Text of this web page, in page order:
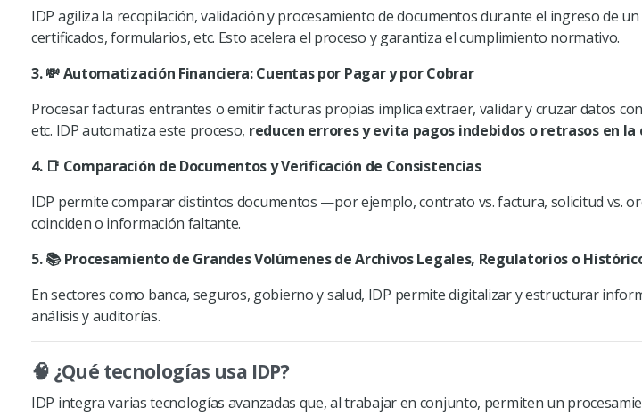
IDP agiliza la recopilación, validación y procesamiento de documentos durante el ingreso de
certificados, formularios, etc. Esto acelera el proceso y garantiza el cumplimiento normativo.
3.💸 Automatización Financiera: Cuentas por Pagar y por Cobrar
Procesar facturas entrantes o emitir facturas propias implica extraer, validar y cruzar datos
etc. IDPautomatiza este proceso, reducen errores y evita pagos indebidos o retrasos en la
4. 📑 Comparación de Documentos y Verificación de Consistencias
IDP permite comparar distintos documentos —por ejemplo, contrato vs. factura, solicitud vs.
coinciden o información faltante.
5.📚 Procesamiento de Grandes Volúmenes de Archivos Legales, Regulatorios o
En sectores como banca, seguros, gobierno y salud, IDP permite digitalizar y estructurar
análisis y auditorías.
🧠 ¿Qué tecnologías usa IDP?
IDP integra varias tecnologías avanzadas que, al trabajar en conjunto, permiten un